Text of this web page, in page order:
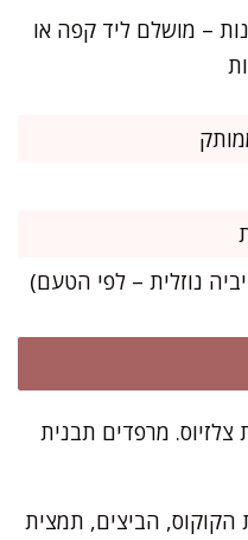
עוגיות קטנות – מושלם ליד קפה או
ל-170 מעלות צלזיוס. מרפדים תבנית
הביצים, תמצית